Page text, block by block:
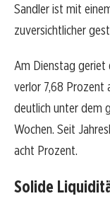
Sandler ist mit
zuversichtlicher
Am Dienstag geriet
verlor 7,68 Prozent
deutlich unter dem
Wochen. Seit
acht Prozent.
Solide